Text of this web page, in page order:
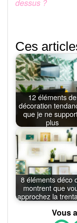
dessus ?
Ces
12 éléments de
décoration
que je ne
plus
8 éléments déco
montrent que
approchez la
Vous